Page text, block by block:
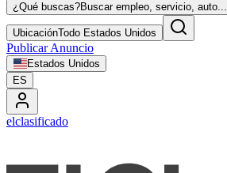
¿Qué buscas?Buscar empleo, servicio, auto...
UbicaciónTodo Estados Unidos
Publicar Anuncio
Estados Unidos
ES
elclasificado